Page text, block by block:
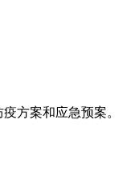
方案和应急预案。